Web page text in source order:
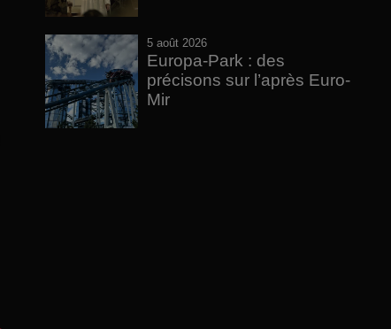
5 août 2026
Europa-Park : des
précisons sur l’après Euro-
Mir